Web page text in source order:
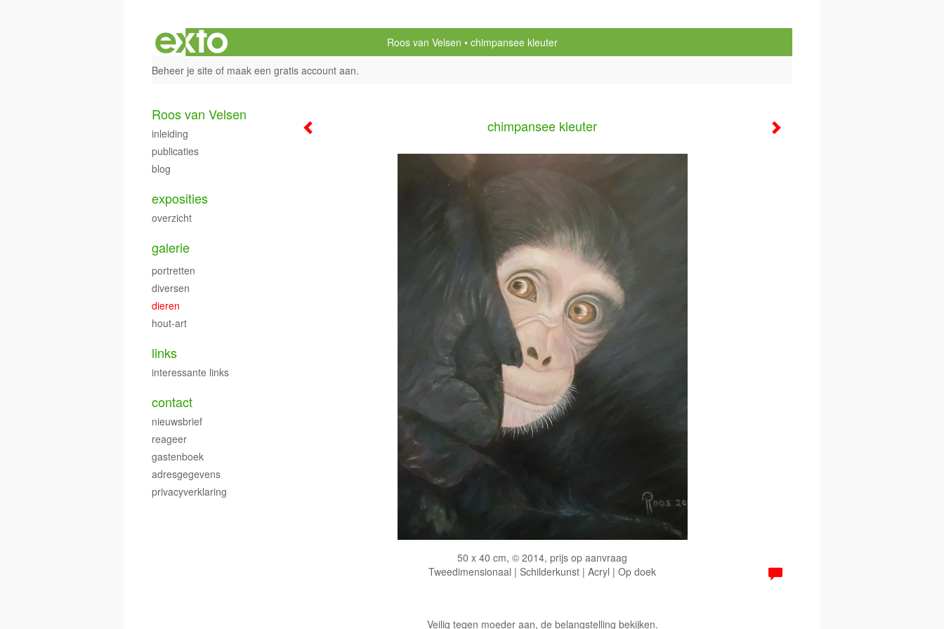
Roos van Velsen
chimpansee kleuter
Beheer je site of maak een gratis account aan.
chimpansee kleuter
50 x 40 cm, © 2014, prijs op aanvraag
Tweedimensionaal | Schilderkunst | Acryl | Op doek
Veilig tegen moeder aan, de belangstelling bekijken.
Roos van Velsen
inleiding
publicaties
blog
exposities
overzicht
galerie
portretten
diversen
dieren
hout-art
links
interessante links
contact
nieuwsbrief
reageer
gastenboek
adresgegevens
privacyverklaring